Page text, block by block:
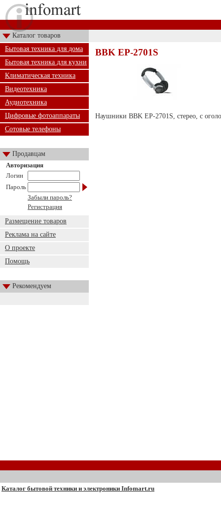
Каталог товаров
Бытовая техника для дома
Бытовая техника для кухни
Климатическая техника
Видеотехника
Аудиотехника
Цифровые фотоаппараты
Сотовые телефоны
Продавцам
Авторизация
Логин
Пароль
Забыли пароль?
Регистрация
Размещение товаров
Реклама на сайте
О проекте
Помощь
Рекомендуем
BBK EP-2701S
Наушники BBK EP-2701S, стерео, с
Каталог бытовой техники и электроники Infomart.ru